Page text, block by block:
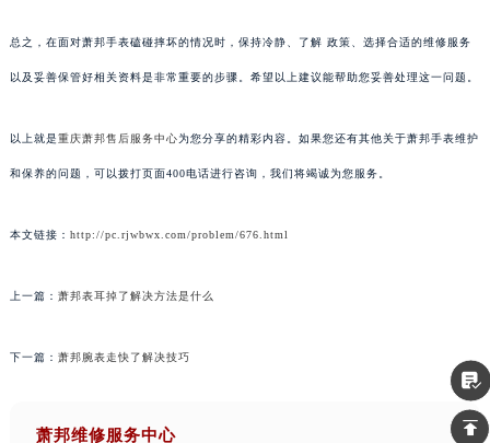
总之，在面对萧邦手表磕碰摔坏的情况时，保持冷静、了解 政策、选择合适的维修服务
以及妥善保管好相关资料是非常重要的步骤。希望以上建议能帮助您妥善处理这一问题。
以上就是重庆萧邦售后服务中心为您分享的精彩内容。如果您还有其他关于萧邦手表维护
和保养的问题，可以拨打页面400电话进行咨询，我们将竭诚为您服务。
本文链接： http://pc.rjwbwx.com/problem/676.html
上一篇： 萧邦表耳掉了解决方法是什么
下一篇： 萧邦腕表走快了解决技巧
萧邦维修服务中心